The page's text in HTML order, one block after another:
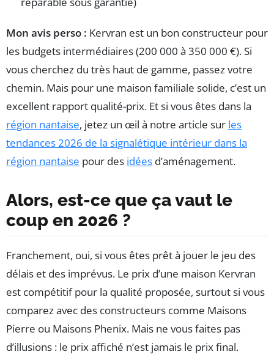
Mon avis perso : Kervran est un bon constructeur pour
les budgets intermédiaires (200 000 à 350 000 €). Si
vous cherchez du très haut de gamme, passez votre
chemin. Mais pour une maison familiale solide, c’est un
excellent rapport qualité-prix. Et si vous êtes dans la
région nantaise, jetez un œil à notre article sur les
tendances 2026 de la signalétique intérieur dans la
région nantaise pour des idées d’aménagement.
Alors, est-ce que ça vaut le
coup en 2026 ?
Franchement, oui, si vous êtes prêt à jouer le jeu des
délais et des imprévus. Le prix d’une maison Kervran
est compétitif pour la qualité proposée, surtout si vous
comparez avec des constructeurs comme Maisons
Pierre ou Maisons Phenix. Mais ne vous faites pas
d’illusions : le prix affiché n’est jamais le prix final.